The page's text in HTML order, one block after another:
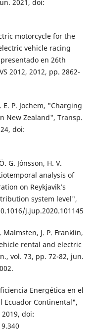
2021, doi:
motorcycle for the
vehicle racing
en 26th
2012, 2012, pp. 2862-
P. Jochem, "Charging
New Zealand", Transp.
doi:
G. Jónsson, H. V.
analysis of
on Reykjavik’s
system level",
j.jup.2020.101145
Malmsten, J. P. Franklin,
rental and electric
vol. 73, pp. 72-82, jun.
Energética en el
Ecuador Continental",
2019, doi: